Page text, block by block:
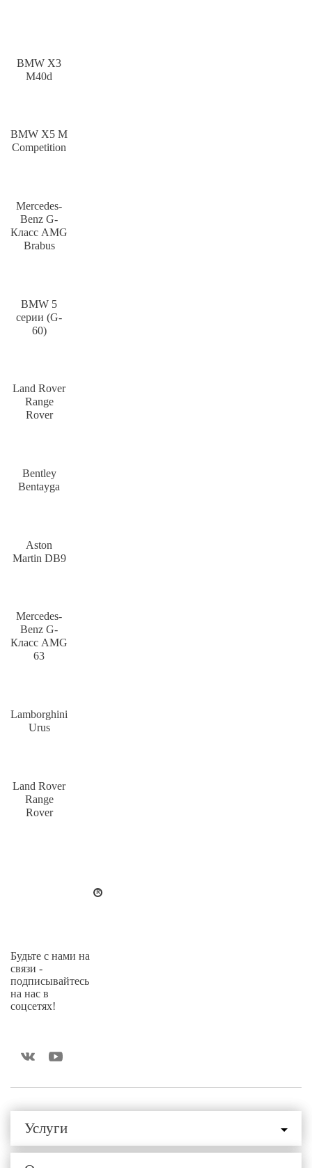
BMW X3
M40d
BMW X5 M
Competition
Mercedes-
Benz G-
Класс AMG
Brabus
BMW 5
серии (G-
60)
Land Rover
Range
Rover
Bentley
Bentayga
Aston
Martin DB9
Mercedes-
Benz G-
Класс AMG
63
Lamborghini
Urus
Land Rover
Range
Rover
Будьте с нами на
связи -
подписывайтесь
на нас в
соцсетях!
Услуги